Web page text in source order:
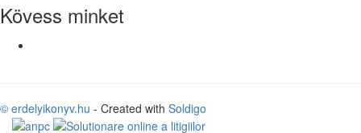
Kövess minket
© erdelyikonyv.hu - Created with Soldigo